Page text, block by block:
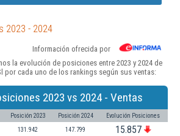
2023 - 2024
Información ofrecida por
la evolución de posiciones entre 2023 y 2024 de
por cada uno de los rankings según sus ventas:
2023 vs 2024 - Ventas
Posición 2023 Posición 2024 Evolución Posiciones
131.942 147.799 15.857